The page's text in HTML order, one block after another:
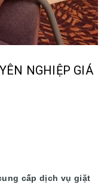
NGHIỆP GIÁ
cấp dịch vụ giặt